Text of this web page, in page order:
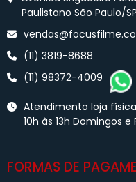
Paulistano São Paulo/
(11) 3819-8688
(11) 98372-4009
Atendimento loja
10h às 13h Domingos
FORMAS DE